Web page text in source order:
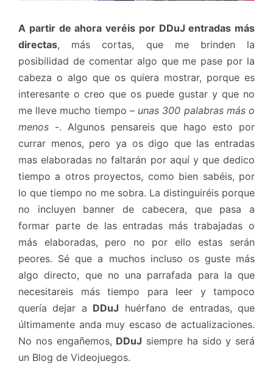
A partir de ahora veréis por DDuJ entradas más
directas, más cortas, que me brinden la
posibilidad de comentar algo que me pase por la
cabeza o algo que os quiera mostrar, porque es
interesante o creo que os puede gustar y que no
me lleve mucho tiempo – unas 300 palabras más o
menos -. Algunos pensareis que hago esto por
currar menos, pero ya os digo que las entradas
mas elaboradas no faltarán por aquí y que dedico
tiempo a otros proyectos, como bien sabéis, por
lo que tiempo no me sobra. La distinguiréis porque
no incluyen banner de cabecera, que pasa a
formar parte de las entradas más trabajadas o
más elaboradas, pero no por ello estas serán
peores. Sé que a muchos incluso os guste más
algo directo, que no una parrafada para la que
necesitareis más tiempo para leer y tampoco
quería dejar a DDuJ huérfano de entradas, que
últimamente anda muy escaso de actualizaciones.
No nos engañemos, DDuJ siempre ha sido y será
un Blog de Videojuegos.